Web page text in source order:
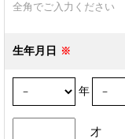
全角でご入力ください
生年月日
年
才